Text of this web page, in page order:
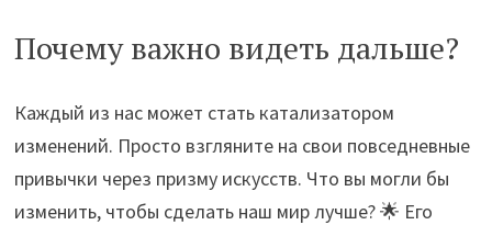
Почему важно видеть дальше?
Каждый из нас может стать катализатором
изменений. Просто взгляните на свои повседневные
привычки через призму искусств. Что вы могли бы
изменить, чтобы сделать наш мир лучше? 🌟 Его